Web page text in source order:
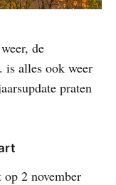
de
alles ook weer
praten
2 november